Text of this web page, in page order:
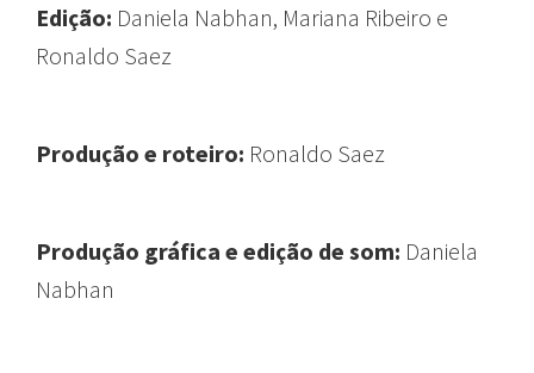
Edição: Daniela Nabhan, Mariana Ribeiro e
Ronaldo Saez
Produção e roteiro: Ronaldo Saez
Produção gráfica e edição de som: Daniela
Nabhan